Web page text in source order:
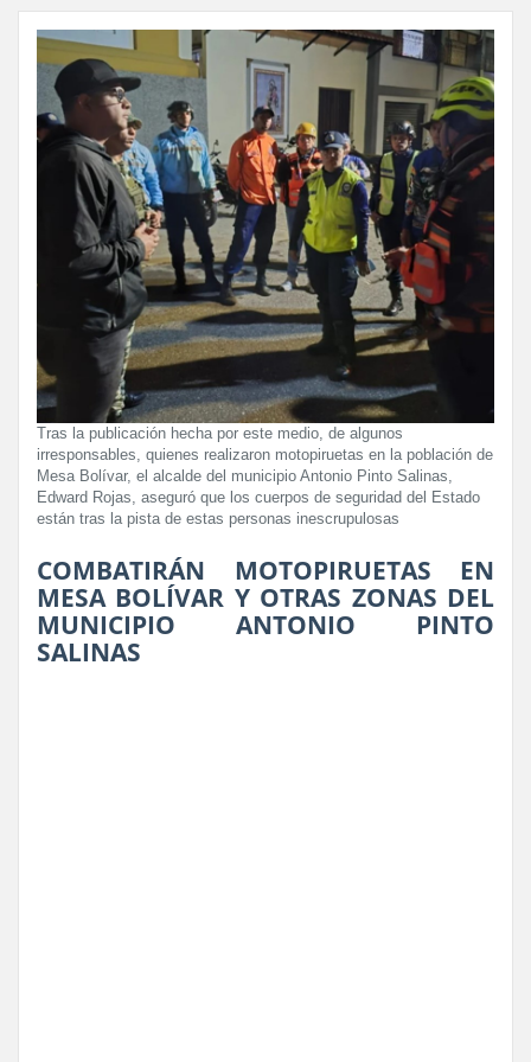
Tras la publicación hecha por este medio, de algunos
irresponsables, quienes realizaron motopiruetas en la población de
Mesa Bolívar, el alcalde del municipio Antonio Pinto Salinas,
Edward Rojas, aseguró que los cuerpos de seguridad del Estado
están tras la pista de estas personas inescrupulosas
COMBATIRÁN MOTOPIRUETAS EN
MESA BOLÍVAR Y OTRAS ZONAS DEL
MUNICIPIO ANTONIO PINTO
SALINAS